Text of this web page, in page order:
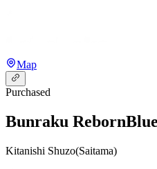
Map
Purchased
Bunraku Reborn
Kitanishi Shuzo(Saitama)